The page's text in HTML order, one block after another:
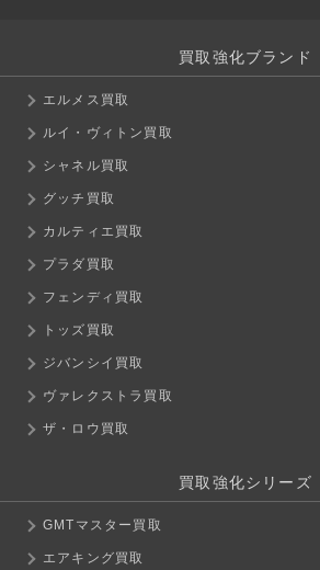
買取強化ブランド
エルメス買取
ルイ・ヴィトン買取
シャネル買取
グッチ買取
カルティエ買取
プラダ買取
フェンディ買取
トッズ買取
ジバンシイ買取
ヴァレクストラ買取
ザ・ロウ買取
買取強化シリーズ
GMTマスター買取
エアキング買取